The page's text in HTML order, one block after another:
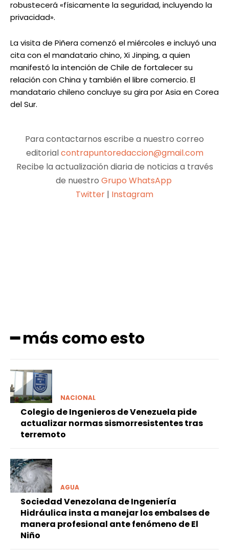
robustecerá «físicamente la seguridad, incluyendo la
privacidad».
La visita de Piñera comenzó el miércoles e incluyó una
cita con el mandatario chino, Xi Jinping, a quien
manifestó la intención de Chile de fortalecer su
relación con China y también el libre comercio. El
mandatario chileno concluye su gira por Asia en Corea
del Sur.
Para contactarnos escribe a nuestro correo
editorialcontrapuntoredaccion@gmail.com
Recibe la actualización diaria de noticias a través
de nuestro Grupo WhatsApp
Twitter | Instagram
━ más como esto
NACIONAL
Colegio de Ingenieros de Venezuela pide
actualizar normas sismorresistentes tras
terremoto
AGUA
Sociedad Venezolana de Ingeniería
Hidráulica insta a manejar los embalses de
manera profesional ante fenómeno de El
Niño